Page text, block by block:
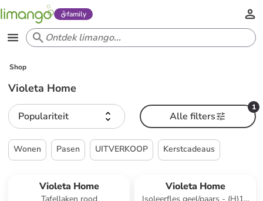
family
Shop
Violeta Home
Populariteit
1
Alle filters
Wonen Pasen UITVERKOOP Kerstcadeaus
Violeta Home Violeta Home